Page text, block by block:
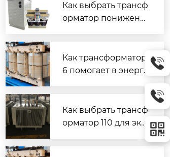
Как выбрать трансф
орматор пониженн
Как трансформатор
6 помогает в энерго
Как выбрать трансф
орматор 110 для эко